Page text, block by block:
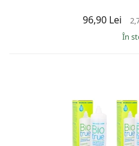
96,90 Lei
În